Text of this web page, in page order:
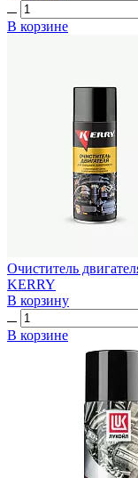
В корзине
Очиститель
KERRY
В корзину
В корзине